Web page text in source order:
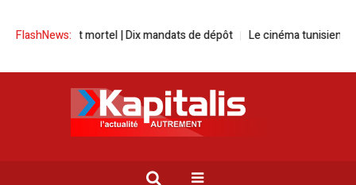
FlashNews:
mortel | Dix mandats de dépôt Le cinéma tunisien en force à la